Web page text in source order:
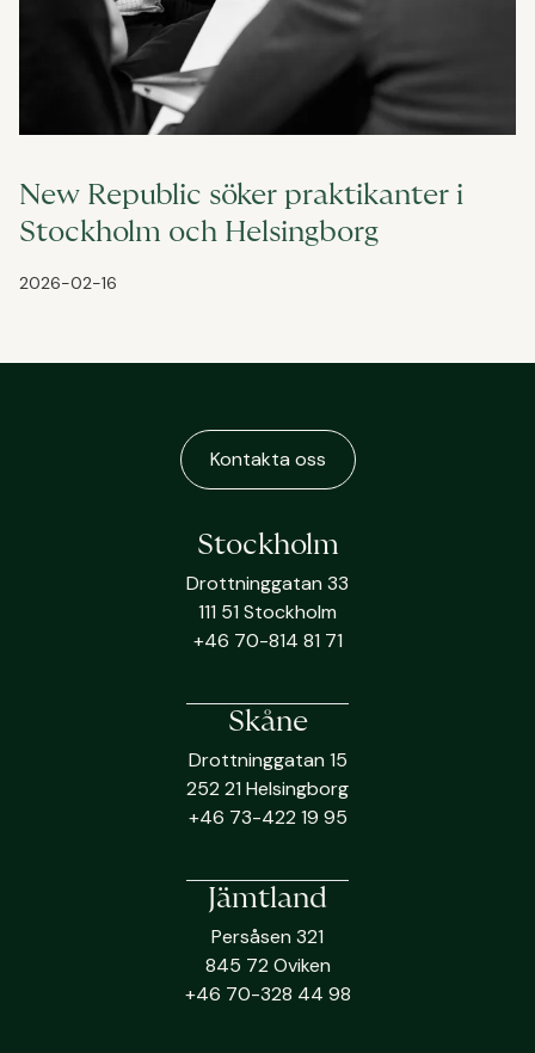
New Republic söker praktikanter i
Stockholm och Helsingborg
2026-02-16
Kontakta oss
Stockholm
Drottninggatan 33
111 51 Stockholm
+46 70-814 81 71
Skåne
Drottninggatan 15
252 21 Helsingborg
+46 73-422 19 95
Jämtland
Persåsen 321
845 72 Oviken
+46 70-328 44 98